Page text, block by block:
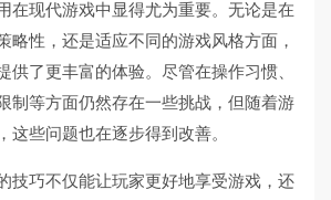
在现代游戏中显得尤为重要。无论是在
略性，还是适应不同的游戏风格方面，
供了更丰富的体验。尽管在操作习惯、
制等方面仍然存在一些挑战，但随着游
这些问题也在逐步得到改善。
技巧不仅能让玩家更好地享受游戏，还